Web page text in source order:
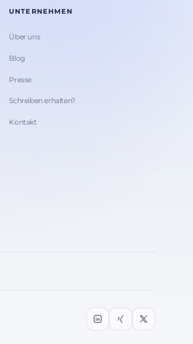
UNTERNEHMEN
Über uns
Blog
Presse
Schreiben erhalten?
Kontakt